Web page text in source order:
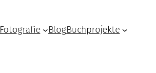
Fotografie BlogBuchprojekte